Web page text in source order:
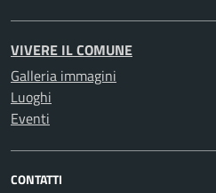
VIVERE IL COMUNE
Galleria immagini
Luoghi
Eventi
CONTATTI